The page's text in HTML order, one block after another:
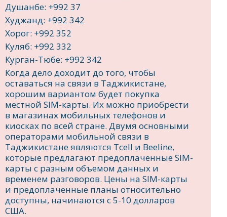
Душанбе: +992 37
Худжанд: +992 342
Хорог: +992 352
Куляб: +992 332
Курган-Тюбе: +992 342
Когда дело доходит до того, чтобы
оставаться на связи в Таджикистане,
хорошим вариантом будет покупка
местной SIM-карты. Их можно приобрести
в магазинах мобильных телефонов и
киосках по всей стране. Двумя основными
операторами мобильной связи в
Таджикистане являются Tcell и Beeline,
которые предлагают предоплаченные SIM-
карты с разным объемом данных и
временем разговоров. Цены на SIM-карты
и предоплаченные планы относительно
доступны, начинаются с 5-10 долларов
США.